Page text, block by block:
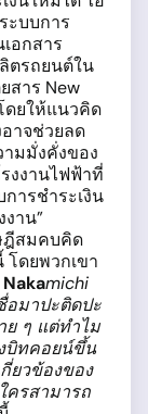
ะบบการ
อกสาร
ตรถยนต์ใน
าร New
ดยให้แนวคิด
าจช่วยลด
มมั่งคั่งของ
งงานไฟฟ้าที่
ารชำระเงิน
าน”
ฎีสมคบคิด
ดยพวกเขา
Nakamichi
อมาปะติดปะ
ย ๆ แต่ทำไม
บิทคอยน์ขึ้น
ยวข้องของ
ครสามารถ